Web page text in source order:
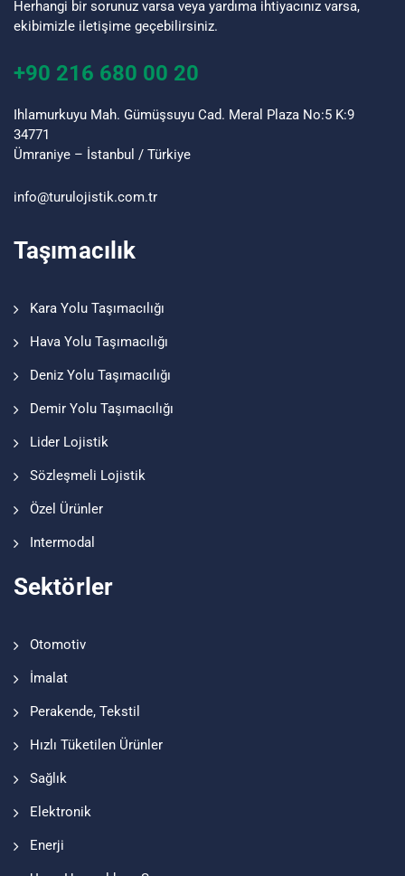
Herhangi bir sorunuz varsa veya yardıma ihtiyacınız varsa,
ekibimizle iletişime geçebilirsiniz.
+90 216 680 00 20
Ihlamurkuyu Mah. Gümüşsuyu Cad. Meral Plaza No:5 K:9
34771
Ümraniye – İstanbul / Türkiye
info@turu lojistik.com.tr
Taşımacılık
Kara Yolu Taşımacılığı
Hava Yolu Taşımacılığı
Deniz Yolu Taşımacılığı
Demir Yolu Taşımacılığı
Lider Lojistik
Sözleşmeli Lojistik
Özel Ürünler
Intermodal
Sektörler
Otomotiv
İmalat
Perakende, Tekstil
Hızlı Tüketilen Ürünler
Sağlık
Elektronik
Enerji